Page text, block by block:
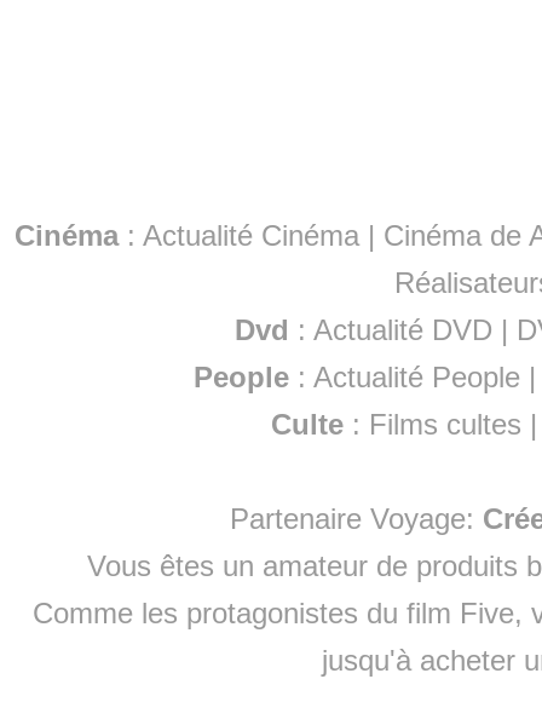
Cinéma: Actualité Cinéma | Cinéma de
Dvd : Actualité DVD |
People :Actualité People
Culte : Films cultes
Partenaire Voyage:
Vous êtes un amateur de produits
Comme les protagonistes du film Five,
jusqu'à acheter